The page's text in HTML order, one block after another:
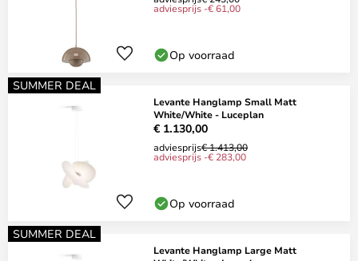
adviesprijs -€ 61,00
Op voorraad
SUMMER DEAL
Levante Hanglamp Small Matt
White/White - Luceplan
€ 1.130,00
adviesprijs€ 1.413,00
adviesprijs -€ 283,00
Op voorraad
SUMMER DEAL
Levante Hanglamp Large Matt